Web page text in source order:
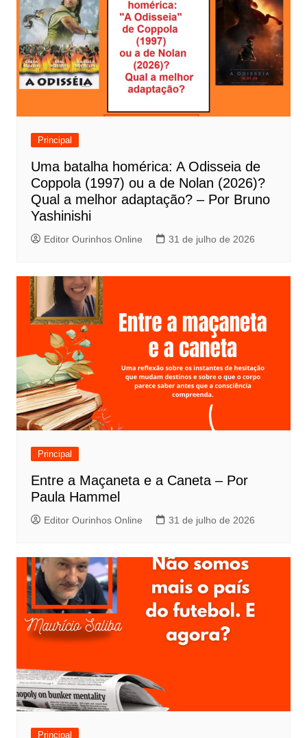
g
a
ç
ã
o
d
Principal
Uma batalha homérica: A Odisseia de
Coppola (1997) ou a de Nolan (2026)?
Qual a melhor adaptação? – Por Bruno
Yashinishi
Editor Ourinhos Online 31 de julho de 2026
Principal
Entre a Maçaneta e a Caneta – Por
Paula Hammel
Editor Ourinhos Online 31 de julho de 2026
Principal